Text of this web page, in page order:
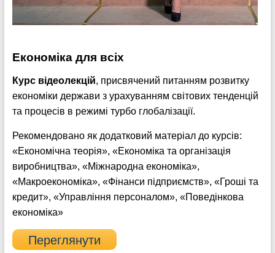
Економіка для всіх
Курс відеолекцій, присвячений питанням розвитку
економіки держави з урахуванням світових тенденцій
та процесів в режимі турбо глобалізації.
Рекомендовано як додатковий матеріал до курсів:
«Економічна теорія», «Економіка та організація
виробництва», «Міжнародна економіка»,
«Макроекономіка», «Фінанси підприємств», «Гроші та
кредит», «Управління персоналом», «Поведінкова
економіка»
Переглянути